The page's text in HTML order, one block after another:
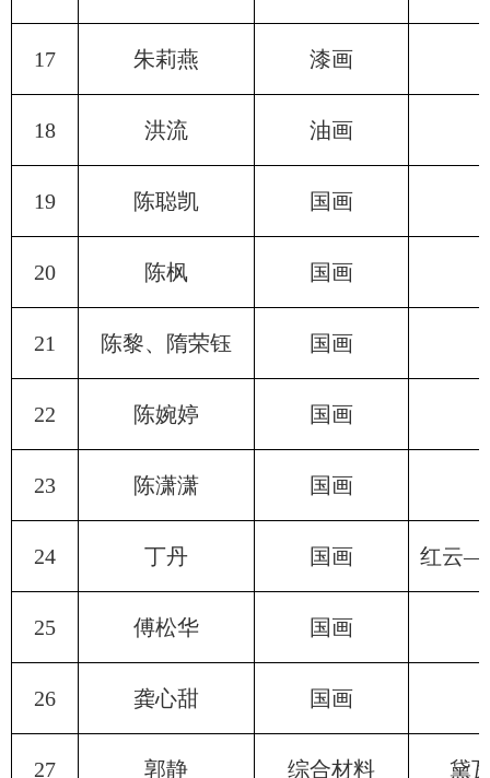
17 朱莉燕 漆画
18 洪流 油画
19 陈聪凯 国画
20 陈枫 国画
21 陈黎、隋荣钰 国画
22 陈婉婷 国画
23 陈潇潇 国画
24 丁丹 国画 红云
25 傅松华 国画
26 龚心甜 国画
27 郭静 综合材料 黛